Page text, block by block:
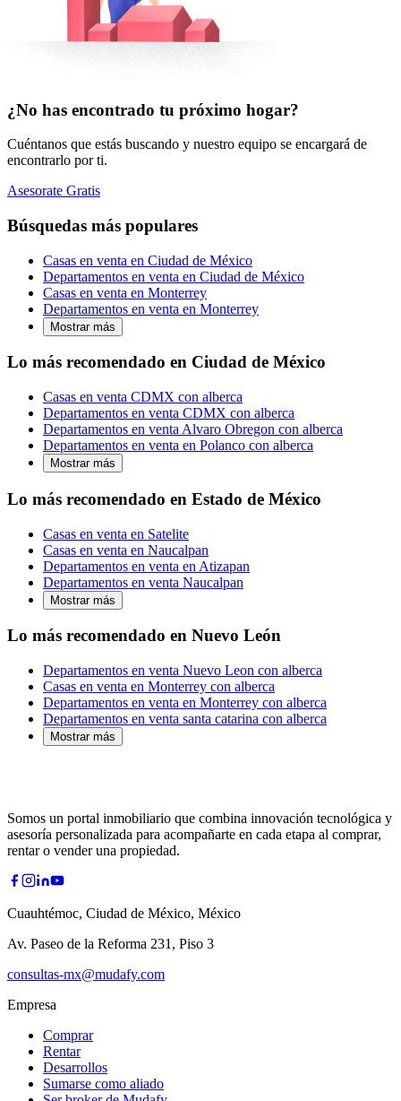
¿No has encontrado tu próximo hogar?
Cuéntanos que estás buscando y nuestro equipo se encargará de
encontrarlo por ti.
Asesorate Gratis
Búsquedas más populares
Casas en venta en Ciudad de México
Departamentos en venta en Ciudad de México
Casas en venta en Monterrey
Departamentos en venta en Monterrey
Mostrar más
Lo más recomendado en Ciudad de México
Casas en venta CDMX con alberca
Departamentos en venta CDMX con alberca
Departamentos en venta Alvaro Obregon con alberca
Departamentos en venta en Polanco con alberca
Mostrar más
Lo más recomendado en Estado de México
Casas en venta en Satelite
Casas en venta en Naucalpan
Departamentos en venta en Atizapan
Departamentos en venta Naucalpan
Mostrar más
Lo más recomendado en Nuevo León
Departamentos en venta Nuevo Leon con alberca
Casas en venta en Monterrey con alberca
Departamentos en venta en Monterrey con alberca
Departamentos en venta santa catarina con alberca
Mostrar más
Somos un portal inmobiliario que combina innovación tecnológica y
asesoría personalizada para acompañarte en cada etapa al comprar,
rentar o vender una propiedad.
Cuauhtémoc, Ciudad de México, México
Av. Paseo de la Reforma 231, Piso 3
consultas-mx@mudafy.com
Empresa
Comprar
Rentar
Desarrollos
Sumarse como aliado